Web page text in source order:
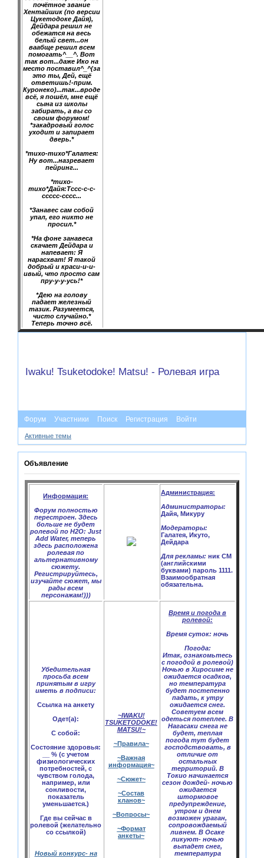
почётное звание
Хентайшик (по версии
Цукетодоке Дайя),
Дейдара решил не
обежатся на весь
белый свет...он
ваабще решил всем
помогать^__^. Вот
так вот...даже Ико на
место поставил^_^(за
это ты, Дей, ещё
ответишь!-прим.
Куронеко)...так...вроде
всё, я пошёл, мне ещё
сына из школы
забирать, а вы со
своим форумом!
*закадровый голос
уходит и запирает
дверь.*
*тихо-тихо*Галатея:
Ну вот...назревает
пейринг...
*тихо-
тихо*Дайя:Тссс-с-с-
ссссс-сссс...
*Занавес сам собой
упал, его никто не
просил.*
*На фоне занавеса
скачает Дейдара и
напевает: Я
нарасхват! Я такой
добрый и краси-и-и-
ивый, что просто сам
пру-у-у-усь!*
*Дею на голову
падает железный
тазик. Разумеется,
чисто случайно.*
Теперь точно всё.
Iwaku! Tsuketodoke! Matsu! - Ролевая игра
Форум Участники Поиск Регистрация Войти
Активные темы
Объявление
Информация:
Форум полностью
перестроен. Здесь
больше не будет
ролевой по H2O: Just
Add Water, теперь
здесь расположена
ролевая по
альтернативному
сюжету.
Регистрируйтесь,
изучайте сюжет, мы
рады всем
персонажам!)))
Администрация:
Администраторы:
Дайя, Микуру
Модераторы:
Галатея, Икуто,
Дейдара
Для рекламы: ник CM
(английскими
буквами) пароль 1111.
Взаимообратная
обязательна.
Убедительная
просьба всем
принятым в игру
иметь в подписи:
Ссылка на анкету
Одет(а):
С собой:
Состояние здоровья:
__ % (с учетом
физиологических
потребностей, с
чувством голода,
например, или
сонливости,
показатель
уменьшается.)
Где вы сейчас в
ролевой (желательно
со ссылкой)
Новый конкурс- на
~IWAKU!
TSUKETODOKE!
MATSU!~
~Правила~
~Важная
информация~
~Сюжет~
~Состав
кланов~
~Вопросы~
~Формат
анкеты~
Время и погода в
ролевой:
Время суток: ночь
Погода:
Итак, ознакомьтесь
с погодой в ролевой)
Ночью в Хиросиме не
ожидается осадков,
но температура
будет постепенно
падать, к утру
ожидается снег.
Советуем всем
одеться потеплее. В
Нагасаки снега не
будет, теплая
погода тут будет
господствовать, в
отличие от
остальных
территорий. В
Токио начинается
сезон дождей- ночью
ожидается
штормовое
предупреждение,
утром и днем
возможен ураган,
сопровождаемый
ливнем. В Осаке
ликуют- ночью
выпадет снег,
температура